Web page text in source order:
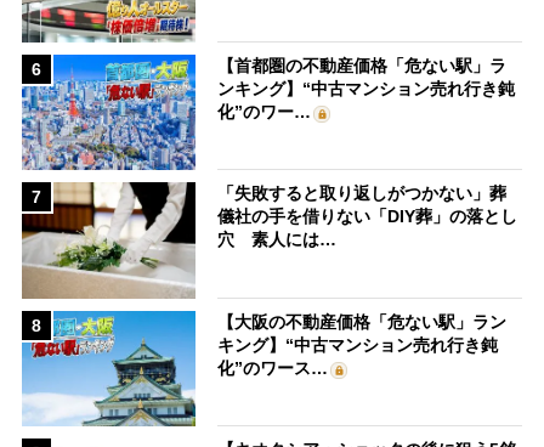
6
【首都圏の不動産価格「危ない駅」ラ
ンキング】“中古マンション売れ行き鈍
化”のワー…
7
「失敗すると取り返しがつかない」葬
儀社の手を借りない「DIY葬」の落とし
穴 素人には…
8
【大阪の不動産価格「危ない駅」ラン
キング】“中古マンション売れ行き鈍
化”のワース…